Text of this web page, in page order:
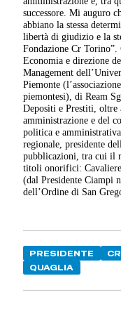
successore. Mi auguro
abbiano la stessa
libertà di giudizio e la
Fondazione Cr Torino”.
Economia e direzione
Management
Piemonte
piemontesi), di Ream
Depositi e Prestiti,
amministrazione e del
politica e
regionale, presidente
pubblicazioni, tra cui il
titoli onorifici:
(dal Presidente Ciampi
dell’Ordine di San
PRESIDENTE
QUAGLIA